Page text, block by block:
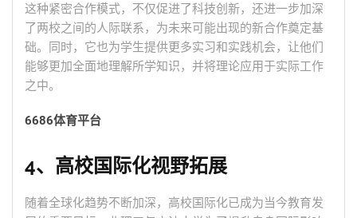
这种紧密合作模式，不仅促进了科技创新，还进一步加深
了两校之间的人际联系，为未来可能出现的新合作奠定基
础。同时，它也为学生提供更多实习和实践机会，让他们
能够更加全面地理解所学知识，并将理论应用于实际工作
之中。
6686体育平台
4、高校国际化视野拓展
随着全球化趋势不断加深，高校国际化已成为当今教育发